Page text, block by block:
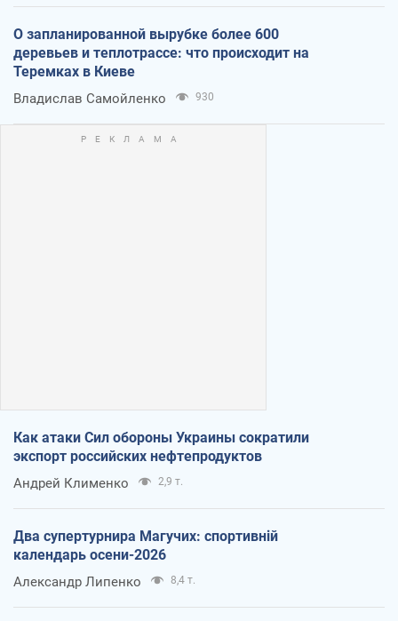
О запланированной вырубке более 600
деревьев и теплотрассе: что происходит на
Теремках в Киеве
Владислав Самойленко 930
Как атаки Сил обороны Украины сократили
экспорт российских нефтепродуктов
Андрей Клименко 2,9 т.
Два супертурнира Магучих: спортивній
календарь осени-2026
Александр Липенко 8,4 т.